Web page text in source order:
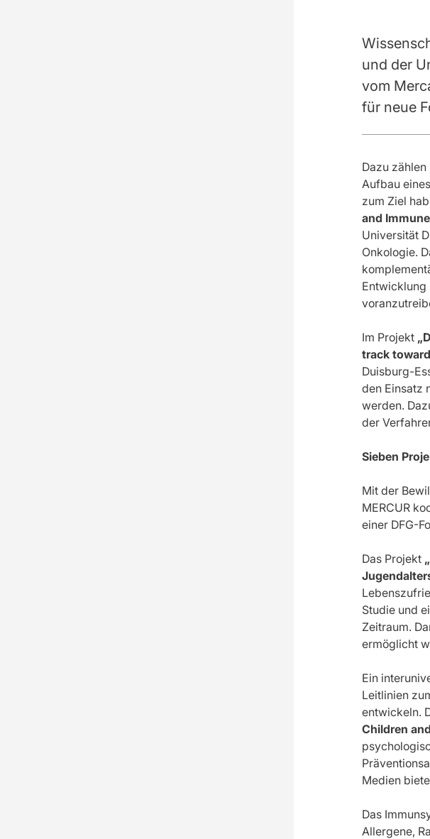
und der
vom
für neue
Dazu
Aufbau
zum Ziel
and
Universität
Onkologie.
Entwicklung
Im Projekt
track
Duisburg-
den Einsatz
werden.
der
Sieben
Mit der
MERCUR
einer DFG-
Das Projekt
Studie und
Zeitraum.
ermöglicht
Ein
Leitlinien
entwickeln.
Children
Medien
Das
Allergene,